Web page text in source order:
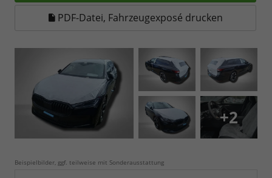
PDF-Datei, Fahrzeugexposé drucken
+2
Beispielbilder, ggf. teilweise mit Sonderausstattung